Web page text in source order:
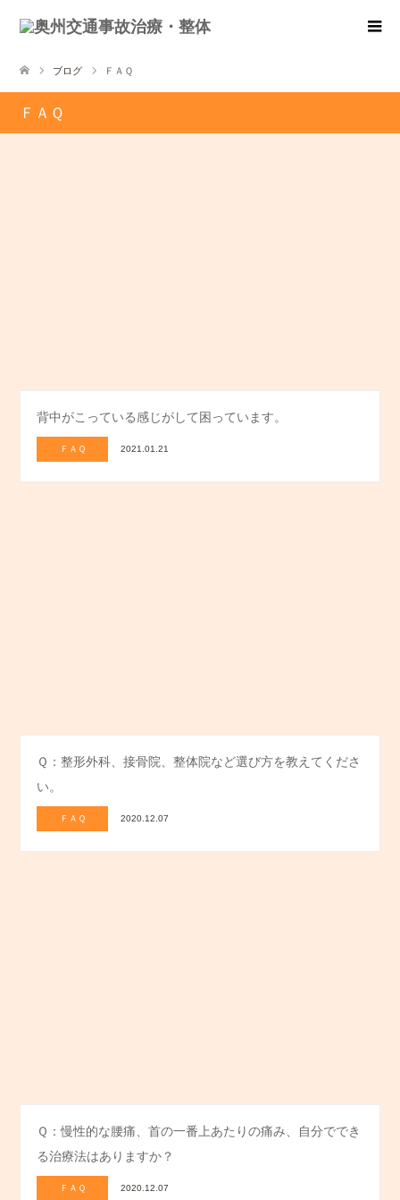
ブログ ＦＡＱ
ＦＡＱ
背中がこっている感じがして困っています。
ＦＡＱ 2021.01.21
Ｑ：整形外科、接骨院、整体院など選び方を教えてくださ
い。
ＦＡＱ 2020.12.07
Ｑ：慢性的な腰痛、首の一番上あたりの痛み、自分ででき
る治療法はありますか？
ＦＡＱ 2020.12.07